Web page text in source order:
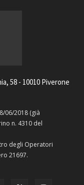
58 - 10010 Piverone
06/2018 (già
n. 4310 del
degli Operatori
21697.